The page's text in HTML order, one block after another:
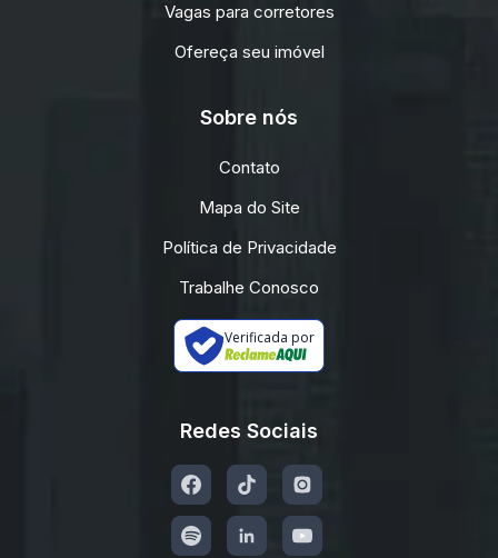
Vagas para corretores
Ofereça seu imóvel
Sobre nós
Contato
Mapa do Site
Política de Privacidade
Trabalhe Conosco
Verificada por
Redes Sociais